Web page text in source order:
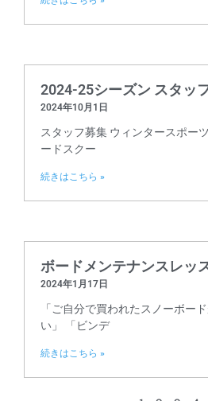
2024-25シーズン スタッ
2024年10月1日
スタッフ募集 ウィンタースポー
ードスクー
続きはこちら »
ボードメンテナンスレッ
2024年1月17日
「ご自分で買われたスノーボー
い」 「ビンデ
続きはこちら »